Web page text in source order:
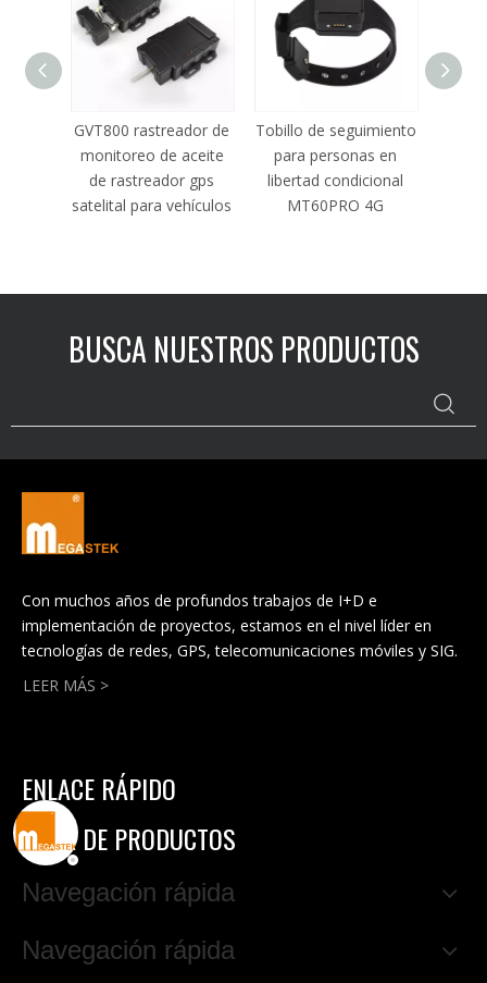
GVT800 rastreador de
monitoreo de aceite
de rastreador gps
satelital para vehículos
Tobillo de seguimiento
para personas en
libertad condicional
MT60PRO 4G
BUSCA NUESTROS PRODUCTOS
Con muchos años de profundos trabajos de I+D e
implementación de proyectos, estamos en el nivel líder en
tecnologías de redes, GPS, telecomunicaciones móviles y SIG.
LEER MÁS >
ENLACE RÁPIDO
LISTA DE PRODUCTOS
Navegación rápida
Navegación rápida